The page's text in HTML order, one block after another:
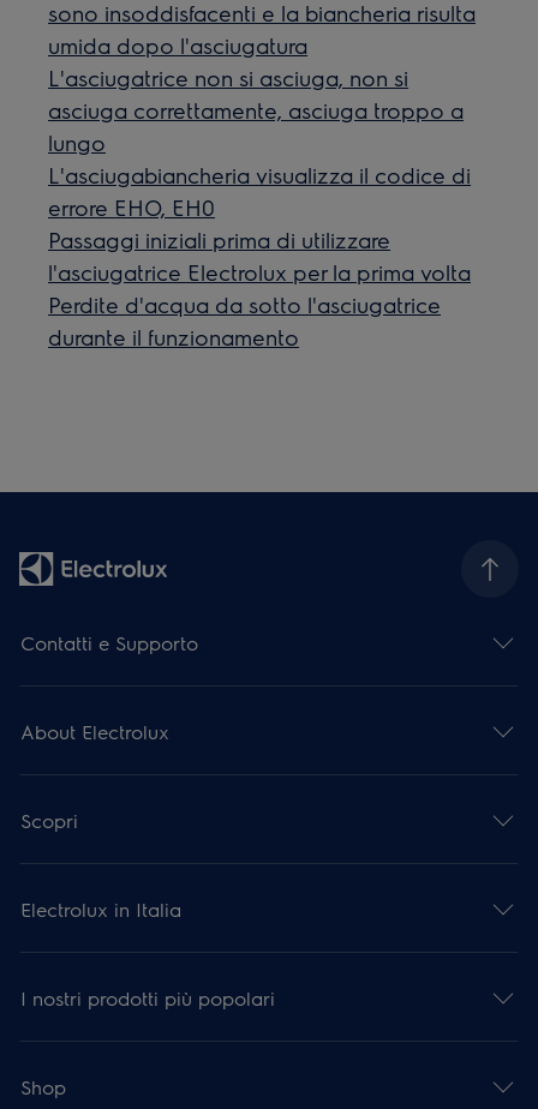
sono insoddisfacenti e la biancheria risulta
umida dopo l'asciugatura
L'asciugatrice non si asciuga, non si
asciuga correttamente, asciuga troppo a
lungo
L'asciugabiancheria visualizza il codice di
errore EHO, EH0
Passaggi iniziali prima di utilizzare
l'asciugatrice Electrolux per la prima volta
Perdite d'acqua da sotto l'asciugatrice
durante il funzionamento
Contatti e Supporto
About Electrolux
Scopri
Electrolux in Italia
I nostri prodotti più popolari
Shop